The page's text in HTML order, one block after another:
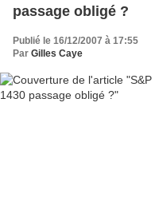
passage obligé ?
Publié le 16/12/2007 à 17:55
Par Gilles Caye